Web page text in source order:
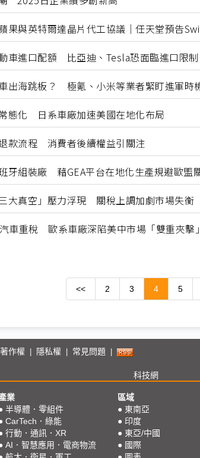
果與英特爾達晶片代工協議｜任天堂預告
車進口配額 比亞迪、Tesla恐面臨進口限制
出海跳板？ 極氪、小米等業者緊盯進軍時
態化 日系車廠加速美國在地化布局
款流程 消費者後續權益引關注
牙組裝廠 藉GEA平台在地化生產規避歐盟
大真空」壓力浮現 關稅上調加劇市場失衡
車重稅 歐系車廠深陷美中市場「雙重夾擊」
<< 2 3 4 5
著作權 隱私權 常見問題
科技網
業
半導體．零組件
CarTech．綠能
行動．通訊．XR
AI．智慧應用．電商物流
區域
● 東南亞
● 印度
● 東亞/中國
● 國際